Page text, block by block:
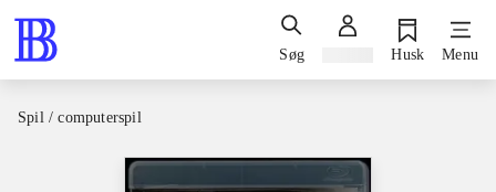
Søg Husk Menu
Spil / computerspil